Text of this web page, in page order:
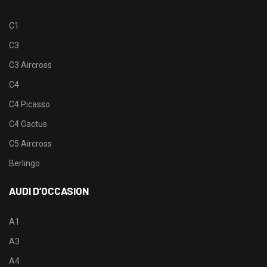
C1
C3
C3 Aircross
C4
C4 Picasso
C4 Cactus
C5 Aircross
Berlingo
AUDI D’OCCASION
A1
A3
A4